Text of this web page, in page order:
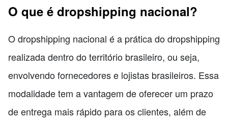
O que é dropshipping nacional?
O dropshipping nacional é a prática do dropshipping
realizada dentro do território brasileiro, ou seja,
envolvendo fornecedores e lojistas brasileiros. Essa
modalidade tem a vantagem de oferecer um prazo
de entrega mais rápido para os clientes, além de